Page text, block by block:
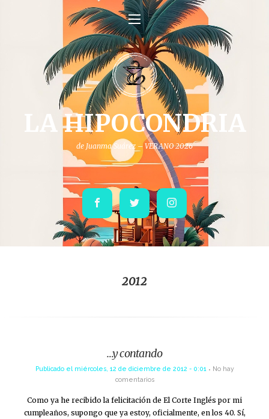
LA HIPOCONDRIA
de Juanma Suárez – VERANO 2026
Facebook Twitter Instagram
2012
…y contando
Publicado el miércoles, 12 de diciembre de 2012 - 0:01
No hay
comentarios
Como ya he recibido la felicitación de El Corte Inglés por mi
cumpleaños, supongo que ya estoy, oficialmente, en los 40. Sí,